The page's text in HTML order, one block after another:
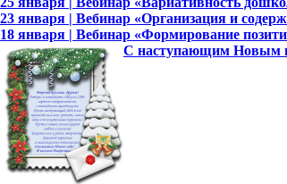
23 января | Вебинар «Организация и
18 января | Вебинар «Формирование
С наступающим Новым